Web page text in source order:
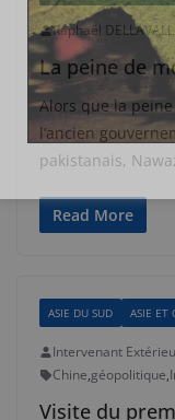
Raphaël
La peine de
Alors que la
l’ancien
pakistanais,
Read More
ASIE DU SUD ASIE ET
Intervenant
Chine,géopolitique,
Visite du